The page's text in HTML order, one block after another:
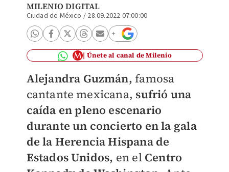
MILENIO DIGITAL
Ciudad de México / 28.09.2022 07:00:00
Únete al canal de Milenio
Alejandra Guzmán, famosa
cantante mexicana, sufrió una
caída en pleno escenario
durante un concierto en la gala
de la Herencia Hispana de
Estados Unidos, en elCentro